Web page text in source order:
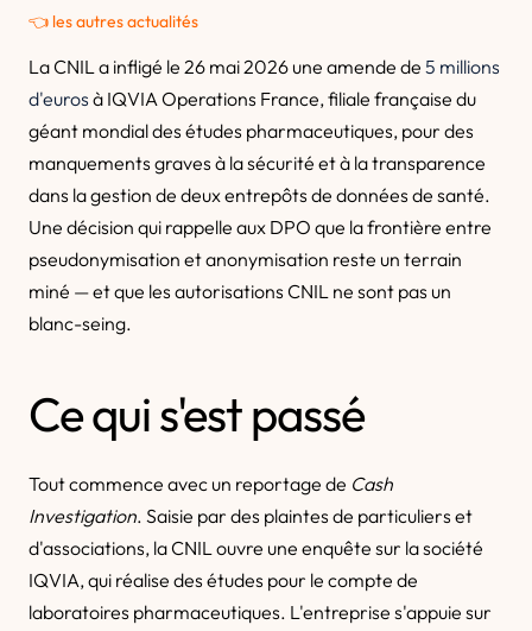
👈 les autres actualités
La CNIL a infligé le 26 mai 2026 une amende de 5 millions
d'euros à IQVIA Operations France, filiale française du
géant mondial des études pharmaceutiques, pour des
manquements graves à la sécurité et à la transparence
dans la gestion de deux entrepôts de données de santé.
Une décision qui rappelle aux DPO que la frontière entre
pseudonymisation et anonymisation reste un terrain
miné — et que les autorisations CNIL ne sont pas un
blanc-seing.
Ce qui s'est passé
Tout commence avec un reportage de Cash
Investigation. Saisie par des plaintes de particuliers et
d'associations, la CNIL ouvre une enquête sur la société
IQVIA, qui réalise des études pour le compte de
laboratoires pharmaceutiques. L'entreprise s'appuie sur